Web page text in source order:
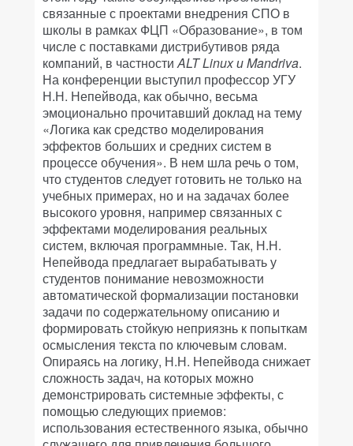
связанные с проектами внедрения СПО в
школы в рамках ФЦП «Образование», в том
числе с поставками дистрибутивов ряда
компаний, в частностиALT Linux и Mandriva.
На конференции выступил профессор УГУ
Н.Н. Непейвода, как обычно, весьма
эмоционально прочитавший доклад на тему
«Логика как средство моделирования
эффектов больших и средних систем в
процессе обучения». В нем шла речь о том,
что студентов следует готовить не только на
учебных примерах, но и на задачах более
высокого уровня, например связанных с
эффектами моделирования реальных
систем, включая программные. Так, Н.Н.
Непейвода предлагает вырабатывать у
студентов понимание невозможности
автоматической формализации постановки
задачи по содержательному описанию и
формировать стойкую неприязнь к попыткам
осмысления текста по ключевым словам.
Опираясь на логику, Н.Н. Непейвода снижает
сложность задач, на которых можно
демонстрировать системные эффекты, с
помощью следующих приемов:
использования естественного языка, обычно